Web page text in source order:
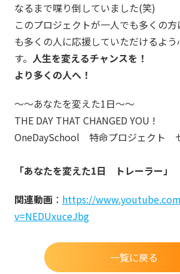
なるまで喋り倒していました(笑)
このプロジェクトが一人でも多くの
も多くの人に応援していただけるよ
す。 人生を変えるチャンスを！
より多くの人へ！
～～あなたを変えた1日～～
THE DAY THAT CHANGED YOU !
OneDaySchool 特命プロジェクト
「あなたを変えた1日 トレーラー」
関連動画： https://
v=NEDUxuceJbg
一覧に戻る